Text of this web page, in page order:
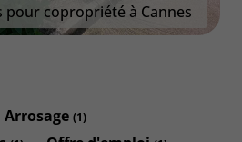
Arrosage(1)
pour copropriété à Cannes